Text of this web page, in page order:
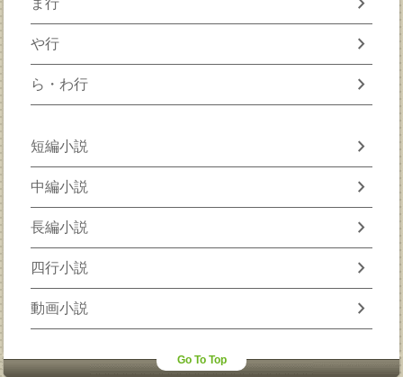
や行 chevron_right
ら・わ行 chevron_right
短編小説 chevron_right
中編小説 chevron_right
長編小説 chevron_right
四行小説 chevron_right
動画小説 chevron_right
Go To Top